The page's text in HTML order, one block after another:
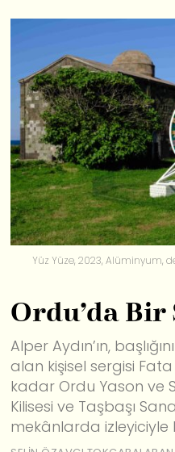
Yüz Yüze, 2023, Alüminyum,
Ordu’da Bir
Alper Aydın’ın,
alan kişisel sergisi
kadar Ordu Yason ve
Kilisesi ve Taşbaşı
mekânlarda izleyiciyle